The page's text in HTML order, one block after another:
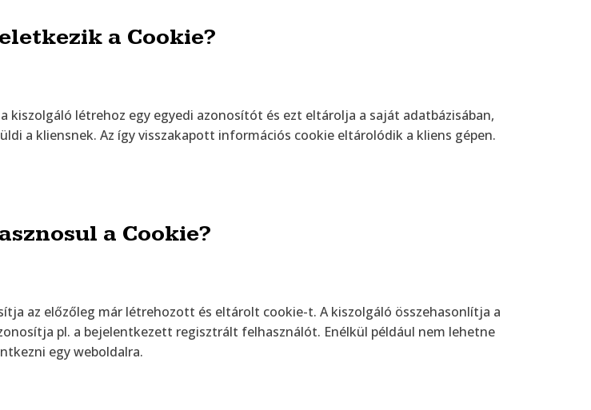
a Cookie?
kiszolgáló létrehoz egy egyedi azonosítót és ezt eltárolja a saját adatbázisában,
a kliensnek. Az így visszakapott információs cookie eltárolódik a kliens gépen.
a Cookie?
az előzőleg már létrehozott és eltárolt cookie-t. A kiszolgáló összehasonlítja a
pl. a bejelentkezett regisztrált felhasználót. Enélkül például nem lehetne
egy weboldalra.